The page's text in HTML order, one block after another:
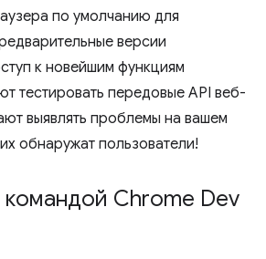
по умолчанию для
версии
к новейшим функциям
тестировать передовые API веб-
выявлять проблемы на вашем
обнаружат пользователи!
командой Chrome Dev